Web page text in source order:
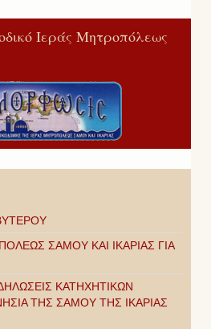
Ιεράς Μητροπόλεως
ΣΑΜΟΥ ΚΑΙ ΙΚΑΡΙΑΣ ΓΙΑ
ΚΑΤΗΧΗΤΙΚΩΝ
ΤΗΣ ΣΑΜΟΥ ΤΗΣ ΙΚΑΡΙΑΣ